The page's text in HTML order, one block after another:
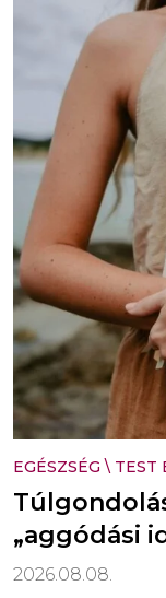
EGÉSZSÉG \ TEST
„aggódási
2026.08.08.